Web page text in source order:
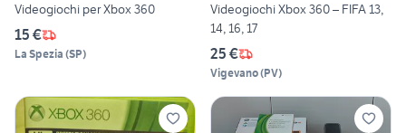
Videogiochi per Xbox 360
15 €
La Spezia (SP)
Videogiochi Xbox 360 – FIFA 13,
14, 16, 17
25 €
Vigevano(PV)